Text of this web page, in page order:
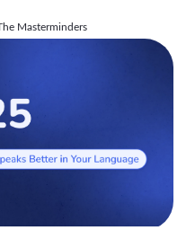
Masterminders